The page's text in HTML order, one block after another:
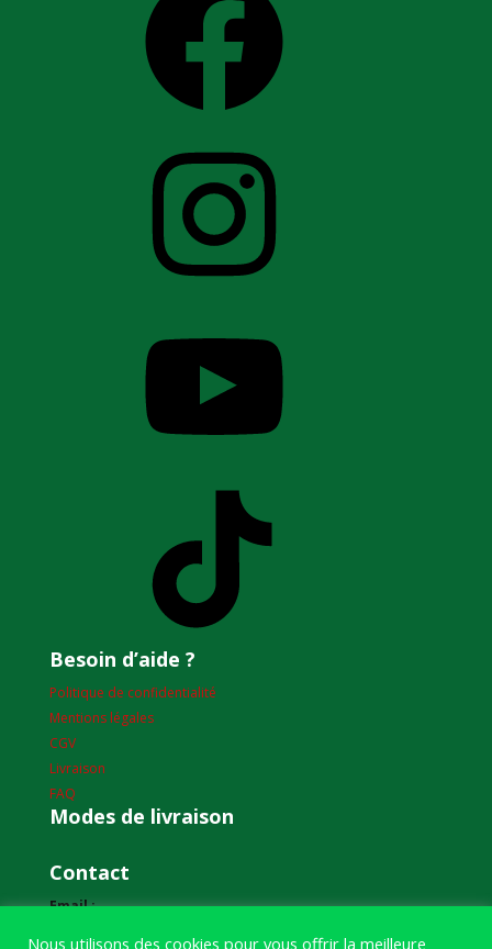
Besoin d’aide ?
Politique de confidentialité
Mentions légales
CGV
Livraison
FAQ
Modes de livraison
Contact
Email :
Nous utilisons des cookies pour vous offrir la meilleure